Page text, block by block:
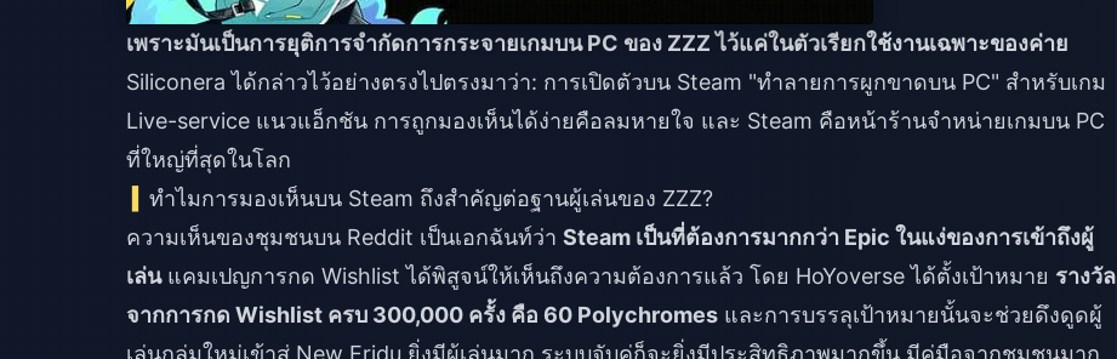
เพราะมันเป็นการยุติการจำกัดการกระจายเกมบน PC ของ ZZZ ไว้แค่ในตัวเรียกใช้งานเฉพาะของค่าย
Siliconera ได้กล่าวไว้อย่างตรงไปตรงมาว่า: การเปิดตัวบน Steam "ทำลายการผูกขาดบน PC" สำหรับเกม
Live-service แนวแอ็กชัน การถูกมองเห็นได้ง่ายคือลมหายใจ และ Steam คือหน้าร้านจำหน่ายเกมบน PC
ที่ใหญ่ที่สุดในโลก
ทำไมการมองเห็นบน Steam ถึงสำคัญต่อฐานผู้เล่นของ ZZZ?
ความเห็นของชุมชนบน Reddit เป็นเอกฉันท์ว่า Steam เป็นที่ต้องการมากกว่า Epic ในแง่ของการเข้าถึงผู้
เล่นแคมเปญการกด Wishlist ได้พิสูจน์ให้เห็นถึงความต้องการแล้ว โดย HoYoverse ได้ตั้งเป้าหมาย รางวัล
จากการกด Wishlist ครบ 300,000 ครั้ง คือ 60 Polychromes และการบรรลุเป้าหมายนั้นจะช่วยดึงดูดผู้
เล่นกลุ่มใหม่เข้าสู่ New Eridu ยิ่งมีผู้เล่นมาก ระบบจับคู่ก็จะยิ่งมีประสิทธิภาพมากขึ้น มีคู่มือจากชุมชนมาก